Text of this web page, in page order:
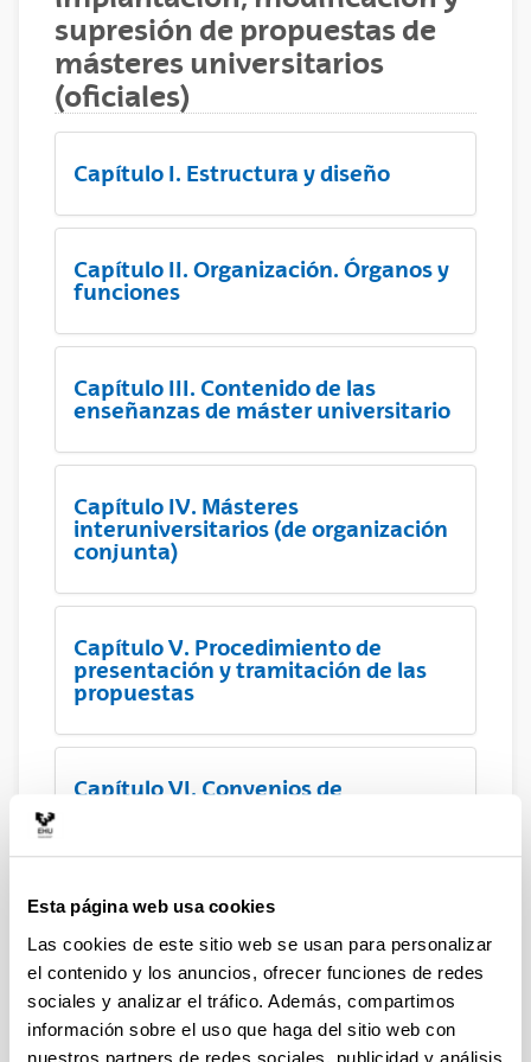
Esta página web usa cookies
Las cookies de este sitio web se usan para personalizar
el contenido y los anuncios, ofrecer funciones de redes
sociales y analizar el tráfico. Además, compartimos
información sobre el uso que haga del sitio web con
nuestros partners de redes sociales, publicidad y análisis
supresión de propuestas de
másteres universitarios
(oficiales)
Capítulo I. Estructura y diseño
Capítulo II. Organización. Órganos y
funciones
Capítulo III. Contenido de las
enseñanzas de máster universitario
Capítulo IV. Másteres
interuniversitarios (de organización
conjunta)
Capítulo V. Procedimiento de
presentación y tramitación de las
propuestas
Capítulo VI. Convenios de
acreditación de los másteres
universitarios